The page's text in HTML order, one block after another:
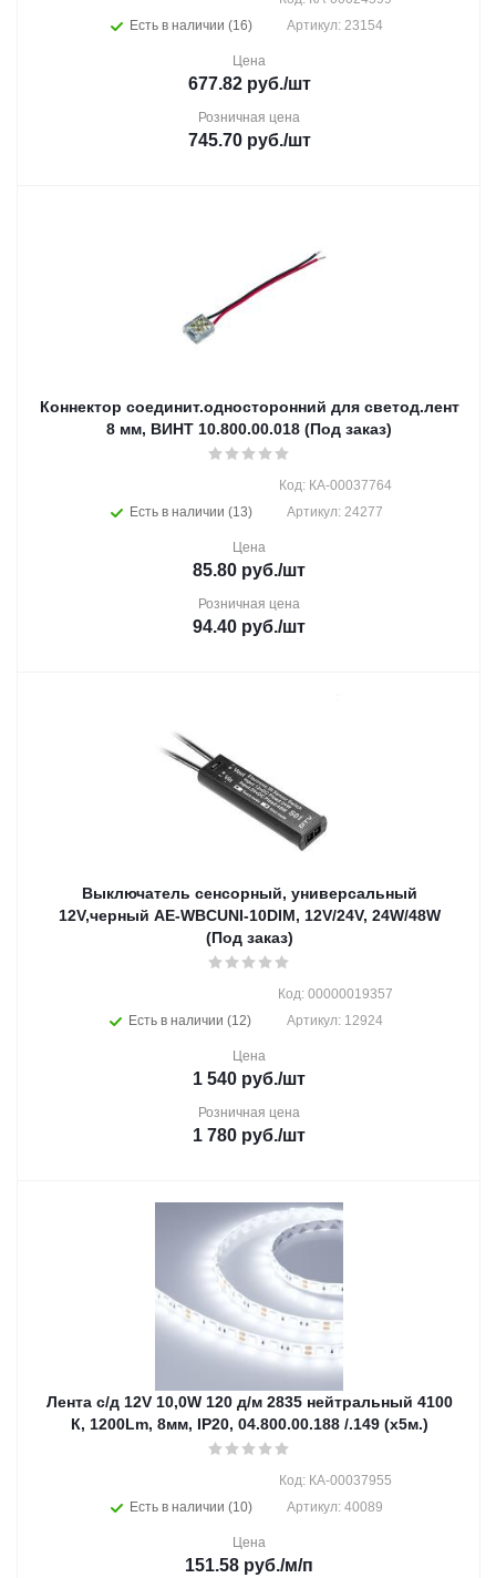
Есть в наличии (16)
Артикул: 23154
Цена
677.82руб./шт
Розничная цена
745.70руб./шт
Коннектор соединит.односторонний для светод.лент
8 мм, ВИНТ 10.800.00.018 (Под заказ)
Есть в наличии (13)
Код: КА-00037764
Артикул: 24277
Цена
85.80 руб./шт
Розничная цена
94.40 руб./шт
Выключатель сенсорный, универсальный
12V,черный AE-WBCUNI-10DIM, 12V/24V, 24W/48W
(Под заказ)
Есть в наличии (12)
Код: 00000019357
Артикул: 12924
Цена
1 540 руб./шт
Розничная цена
1 780 руб./шт
Лента с/д 12V 10,0W 120 д/м 2835 нейтральный 4100
К, 1200Lm, 8мм, IP20, 04.800.00.188 /.149 (х5м.)
Есть в наличии (10)
Код: КА-00037955
Артикул: 40089
Цена
151.58 руб./м/п